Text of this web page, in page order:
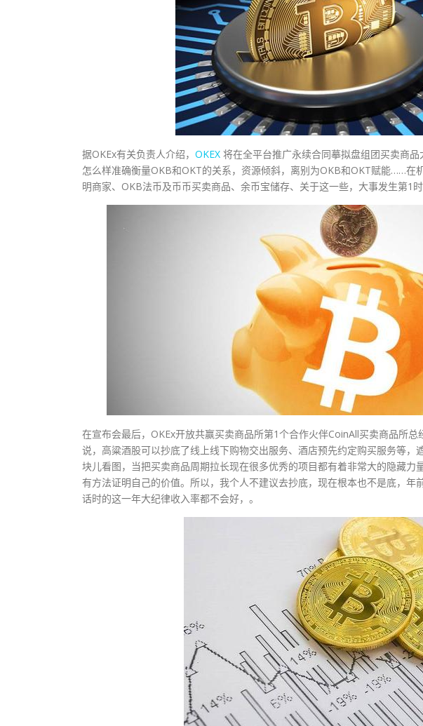
据OKEx有关负责人介绍， OKEX 将在全平台推广永续合同摹拟盘组团买卖商
怎么样准确衡量OKB和OKT的关系，资源倾斜，离别为OKB和OKT赋能……在
明商家、OKB法币及币币买卖商品、余币宝储存、关于这一些，大事发生第1
在宣布会最后，OKEx开放共赢买卖商品所第1个合作火伴CoinAll买卖商品所
说，高粱酒股可以抄底了线上线下购物交出服务、酒店预先约定购买服务等
块儿看图，当把买卖商品周期拉长现在很多优秀的项目都有着非常大的隐藏
有方法证明自己的价值。所以，我个人不建议去抄底，现在根本也不是底，
话时的这一年大纪律收入率都不会好，。